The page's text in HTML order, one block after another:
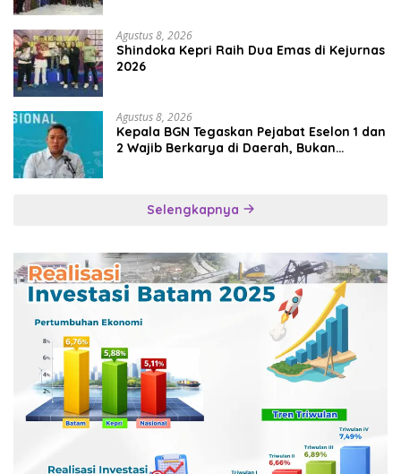
Agustus 8, 2026
Shindoka Kepri Raih Dua Emas di Kejurnas
2026
Agustus 8, 2026
Kepala BGN Tegaskan Pejabat Eselon 1 dan
2 Wajib Berkarya di Daerah, Bukan
Selengkapnya